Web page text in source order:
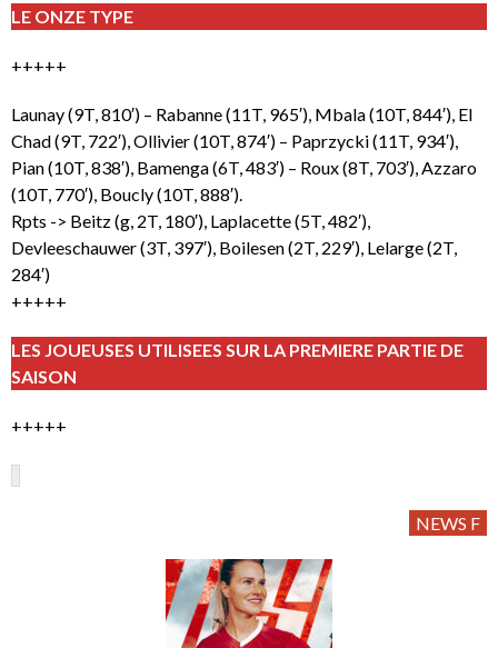
LE ONZE TYPE
+++++
Launay (9T, 810′) – Rabanne (11T, 965′), Mbala (10T, 844′), El
Chad (9T, 722′), Ollivier (10T, 874′) – Paprzycki (11T, 934′),
Pian (10T, 838′), Bamenga (6T, 483′) – Roux (8T, 703′), Azzaro
(10T, 770′), Boucly (10T, 888′).
Rpts -> Beitz (g, 2T, 180′), Laplacette (5T, 482′),
Devleeschauwer (3T, 397′), Boilesen (2T, 229′), Lelarge (2T,
284′)
+++++
LES JOUEUSES UTILISEES SUR LA PREMIERE PARTIE DE
SAISON
+++++
NEWS F